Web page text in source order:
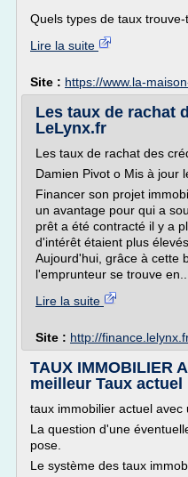
Quels types de taux trouve-
Lire la suite
Site : https://www.la-
Les taux de rachat
LeLynx.fr
Les taux de rachat des
Damien Pivot o Mis à jour
Financer son projet
un avantage pour qui a
prêt a été contracté il y a
d'intérêt étaient plus
Aujourd'hui, grâce à cette
l'emprunteur se trouve en...
Lire la suite
Site : http://
TAUX IMMOBILIER
meilleur Taux actuel
taux immobilier actuel avec
La question d'une
pose.
Le système des taux